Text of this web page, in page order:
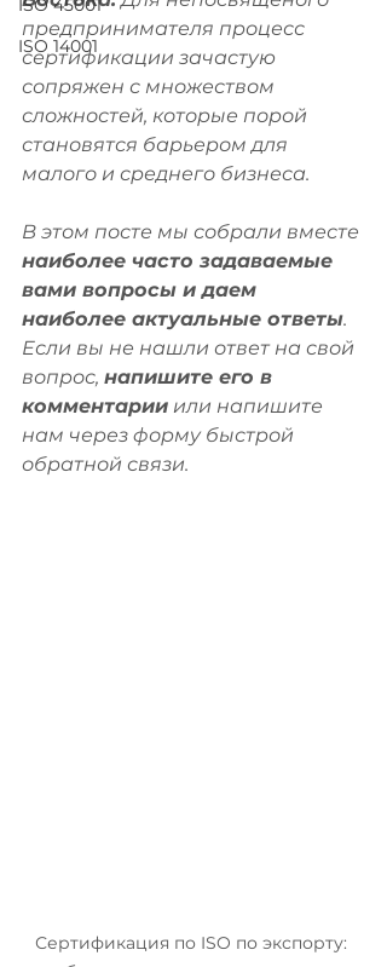
ISO 45001
ISO 14001
предпринимателя процесс
сертификации зачастую
сопряжен с множеством
сложностей, которые порой
становятся барьером для
малого и среднего бизнеса.
В этом посте мы собрали вместе
наиболее часто задаваемые
вами вопросы и даем
наиболее актуальные ответы.
Если вы не нашли ответ на свой
вопрос, напишите его в
комментарии или напишите
нам через форму быстрой
обратной связи.
Сертификация по ISO по экспорту: